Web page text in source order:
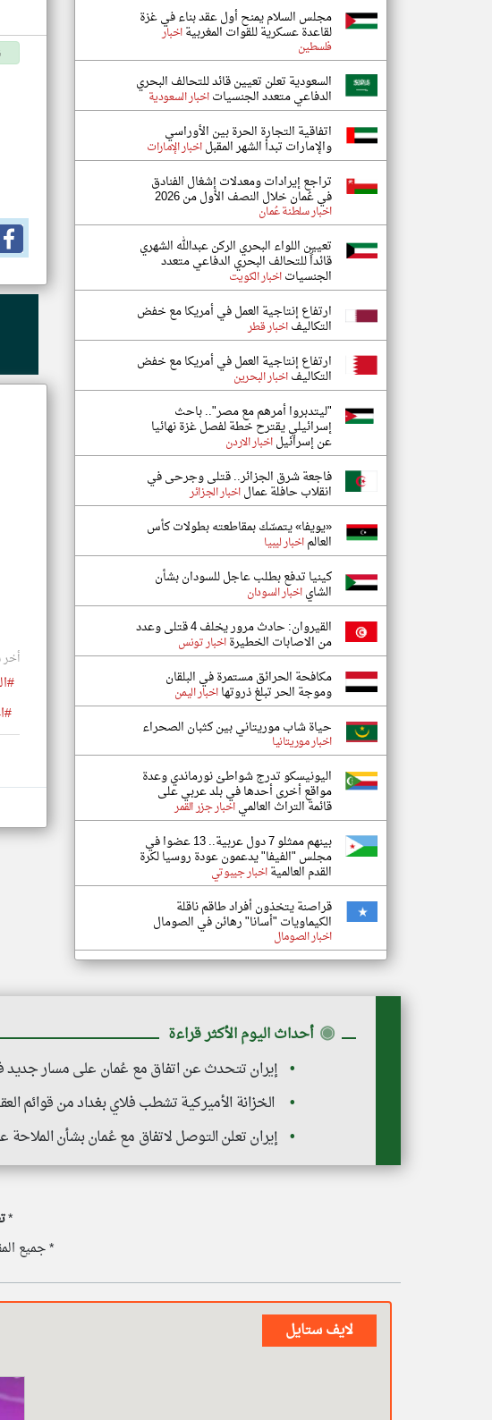
أخر
مجلس السلام يمنح أول عقد بناء في غزة
لقاعدة عسكرية للقوات المغربيةاخبار
فلسطين
السعودية تعلن تعيين قائد للتحالف البحري
الدفاعي متعدد الجنسياتاخبار السعودية
اتفاقية التجارة الحرة بين الأوراسي
والإمارات تبدأ الشهر المقبلاخبار الإمارات
تراجع إيرادات ومعدلات إشغال الفنادق
في عُمان خلال النصف الأول من 2026
اخبار سلطنة عُمان
تعيين اللواء البحري الركن عبدالله الشهري
قائداً للتحالف البحري الدفاعي متعدد
الجنسياتاخبار الكويت
ارتفاع إنتاجية العمل في أمريكا مع خفض
التكاليفاخبار قطر
ارتفاع إنتاجية العمل في أمريكا مع خفض
التكاليفاخبار البحرين
"ليتدبروا أمرهم مع مصر".. باحث
إسرائيلي يقترح خطة لفصل غزة نهائيا
عن إسرائيلاخبار الاردن
فاجعة شرق الجزائر.. قتلى وجرحى في
انقلاب حافلة عمالاخبار الجزائر
«يويفا» يتمسّك بمقاطعته بطولات كأس
العالماخبار ليبيا
كينيا تدفع بطلب عاجل للسودان بشأن
الشاياخبار السودان
القيروان: حادث مرور يخلف 4 قتلى وعدد
من الاصابات الخطيرةاخبار تونس
مكافحة الحرائق مستمرة في البلقان
وموجة الحر تبلغ ذروتهااخبار اليمن
حياة شاب موريتاني بين كثبان الصحراء
اخبار موريتانيا
اليونيسكو تدرج شواطئ نورماندي وعدة
مواقع أخرى أحدها في بلد عربي على
قائمة التراث العالمياخبار جزر القمر
بينهم ممثلو 7 دول عربية.. 13 عضوا في
مجلس "الفيفا" يدعمون عودة روسيا لكرة
القدم العالميةاخبار جيبوتي
قراصنة يتخذون أفراد طاقم ناقلة
الكيماويات "أسانا" رهائن في الصومال
اخبار الصومال
◉ أحداث اليوم الأكثر قراءة
إيران تتحدث عن اتفاق مع عُمان على مسار
الخزانة الأميركية تشطب فلاي بغداد من قوائم
إيران تعلن التوصل لاتفاق مع عُمان بشأن الملاحة
*
* جميع
لايف ستايل